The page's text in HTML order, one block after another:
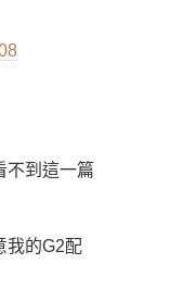
不到這一篇
我的G2配